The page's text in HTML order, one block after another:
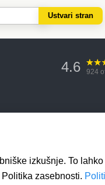
Ustvari stran
4.6 924
izkušnje. To
zasebnosti.